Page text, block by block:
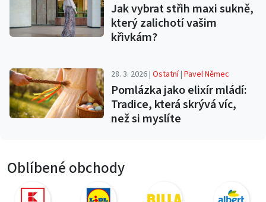
Jak vybrat střih maxi sukně,
který zalichotí vašim
křivkám?
28. 3. 2026 |Ostatní|Pavel Němec
Pomlázka jako elixír mládí:
Tradice, která skrývá víc,
než si myslíte
Oblíbené obchody